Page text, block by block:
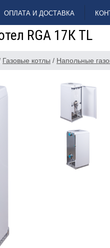
ОПЛАТА И ДОСТАВКА
RGA 17К TL
Газовые котлы / Напольные